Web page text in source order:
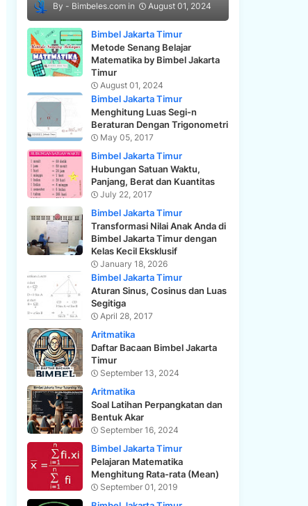
Bimbeles.com August 01, 2024
Bimbel Jakarta Timur
Metode Senang Belajar
Matematika by Bimbel Jakarta
Timur
August 01, 2024
Bimbel Jakarta Timur
Menghitung Luas Segi-n
Beraturan Dengan Trigonometri
May 05, 2017
Bimbel Jakarta Timur
Hubungan Satuan Waktu,
Panjang, Berat dan Kuantitas
July 22, 2017
Bimbel Jakarta Timur
Transformasi Nilai Anak Anda di
Bimbel Jakarta Timur dengan
Kelas Kecil Eksklusif
January 18, 2026
Bimbel Jakarta Timur
Aturan Sinus, Cosinus dan Luas
Segitiga
April 28, 2017
Aritmatika
Daftar Bacaan Bimbel Jakarta
Timur
September 13, 2024
Aritmatika
Soal Latihan Perpangkatan dan
Bentuk Akar
September 16, 2024
Bimbel Jakarta Timur
Pelajaran Matematika
Menghitung Rata-rata (Mean)
September 01, 2019